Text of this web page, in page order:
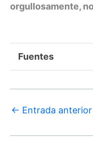
orgullosamente,
Fuentes
← Entrada anterior